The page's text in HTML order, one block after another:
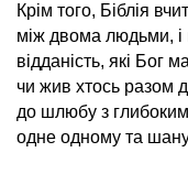
Крім того, Біблія
між двома людьми, і
відданість, які Бог
чи жив хтось разом
до шлюбу з
одне одному та